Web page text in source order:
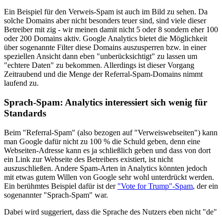
Ein Beispiel für den Verweis-Spam ist auch im Bild zu sehen. Da
solche Domains aber nicht besonders teuer sind, sind viele dieser
Betreiber mit zig - wir meinen damit nicht 5 oder 8 sondern eher 100
oder 200 Domains aktiv. Google Analytics bietet die Möglichkeit
über sogenannte Filter diese Domains auszusperren bzw. in einer
speziellen Ansicht dann eben "unberücksichtigt" zu lassen um
"echtere Daten" zu bekommen. Allerdings ist dieser Vorgang
Zeitraubend und die Menge der Referral-Spam-Domains nimmt
laufend zu.
Sprach-Spam: Analytics interessiert sich wenig für
Standards
Beim "Referral-Spam" (also bezogen auf "Verweiswebseiten") kann
man Google dafür nicht zu 100 % die Schuld geben, denn eine
Webseiten-Adresse kann es ja schließlich geben und dass von dort
ein Link zur Webseite des Betreibers existiert, ist nicht
auszuschließen. Andere Spam-Arten in Analytics könnten jedoch
mit etwas gutem Willen von Google sehr wohl unterdrückt werden.
Ein berühmtes Beispiel dafür ist der "Vote for Trump"-Spam, der ein
sogenannter "Sprach-Spam" war.
Dabei wird suggeriert, dass die Sprache des Nutzers eben nicht "de"